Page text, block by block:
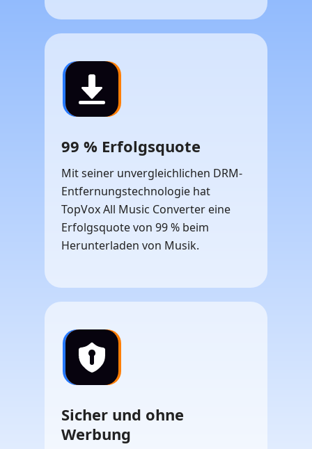
99 % Erfolgsquote
Mit seiner unvergleichlichen DRM-
Entfernungstechnologie hat
TopVox All Music Converter eine
Erfolgsquote von 99 % beim
Herunterladen von Musik.
Sicher und ohne
Werbung